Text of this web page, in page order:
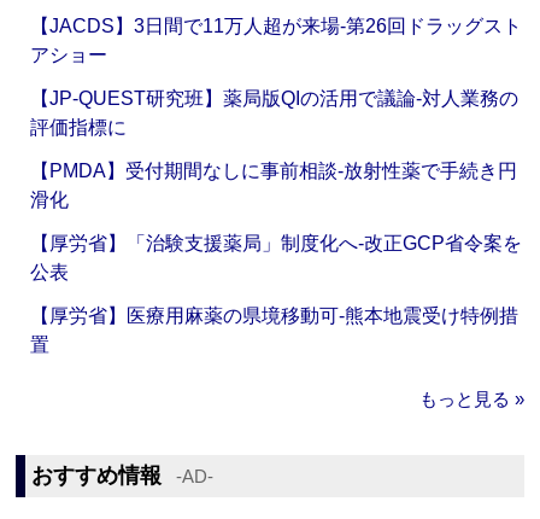
【JACDS】3日間で11万人超が来場‐第26回ドラッグスト
アショー
【JP-QUEST研究班】薬局版QIの活用で議論‐対人業務の
評価指標に
【PMDA】受付期間なしに事前相談‐放射性薬で手続き円
滑化
【厚労省】「治験支援薬局」制度化へ‐改正GCP省令案を
公表
【厚労省】医療用麻薬の県境移動可‐熊本地震受け特例措
置
もっと見る »
おすすめ情報 ‐AD‐